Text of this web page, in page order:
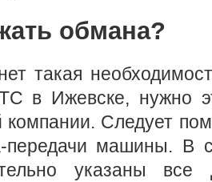
обмана?
такая
в Ижевске, нужно
компании. Следует
передачи машины. В
указаны все